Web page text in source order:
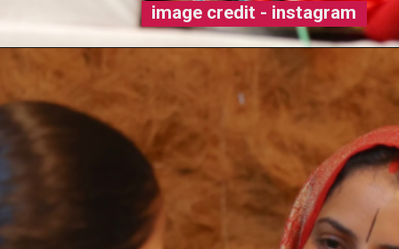
image credit - instagram